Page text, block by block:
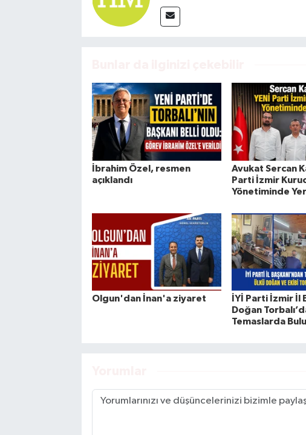
İbrahim Özel, resmen
açıklandı
Avukat Sercan
Parti İzmir
Yönetiminde
Olgun'dan İnan'a ziyaret
İYİ Parti İzmir İl
Doğan
Temaslarda